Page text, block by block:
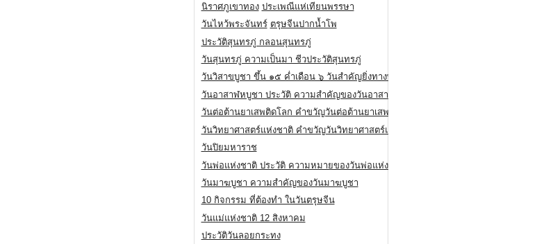
นิราศภูเขาทอง ประเพณีแห่เทียนพรรษา
วันไหว้พระจันทร์ ตรุษจีนปากน้ำโพ
ประวัติสุนทรภู่ กลอนสุนทรภู่
วันสุนทรภู่ ความเป็นมา ชีวประวัติสุนทรภู่
วันวิสาขบูชา ขึ้น ๑๕ ค่ำเดือน ๖ วันสำคัญยิ่งทางพระพุทธศาสนา
วันอาสาฬหบูชา ประวัติ ความสําคัญของวันอาสาฬหบูชา
วันต่อต้านยาเสพติดโลก คำขวัญวันต่อต้านยาเสพติดสากล
วันวิทยาศาสตร์แห่งชาติ คำขวัญวันวิทยาศาสตร์แห่งชาติ
วันปิยมหาราช
วันพ่อแห่งชาติ ประวัติ ความหมายของวันพ่อแห่งชาติ
วันมาฆบูชา ความสำคัญของวันมาฆบูชา
10 กิจกรรม ที่ต้องทำ ในวันตรุษจีน
วันแม่แห่งชาติ 12 สิงหาคม
ประวัติวันลอยกระทง